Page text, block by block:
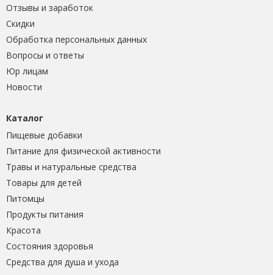
Отзывы и заработок
Скидки
Обработка персональных данных
Вопросы и ответы
Юр лицам
Новости
Каталог
Пищевые добавки
Питание для физической активности
Травы и натуральные средства
Товары для детей
Питомцы
Продукты питания
Красота
Состояния здоровья
Средства для душа и ухода